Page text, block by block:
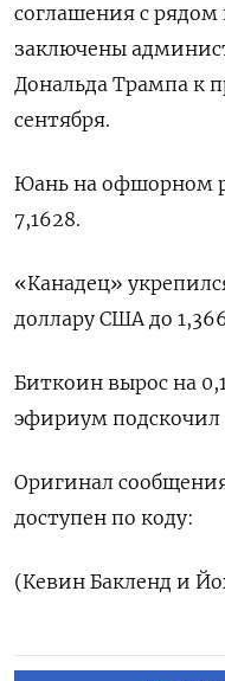
соглашения с рядом
заключены
Дональда Трампа к
сентября.
Юань на офшорном
7,1628.
«Канадец»
доллару США до
Биткоин вырос на
эфириум подскочил
Оригинал
доступен по коду:
(Кевин Бакленд и